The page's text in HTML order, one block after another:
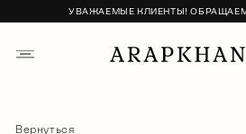
УВАЖАЕМЫЕ КЛИЕНТЫ! ОБРАЩАЕМ
Вернуться